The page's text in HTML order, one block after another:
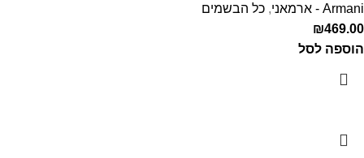
Armani - ארמאני , כל הבשמים
₪469.00
הוספה לסל